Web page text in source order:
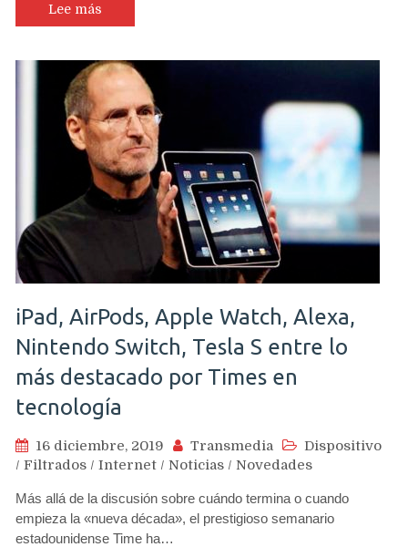
Lee más
iPad, AirPods, Apple Watch, Alexa,
Nintendo Switch, Tesla S entre lo
más destacado por Times en
tecnología
16 diciembre, 2019 Transmedia
Dispositivo
/ Filtrados / Internet / Noticias / Novedades
Más allá de la discusión sobre cuándo termina o cuando
empieza la «nueva década», el prestigioso semanario
estadounidense Time ha…